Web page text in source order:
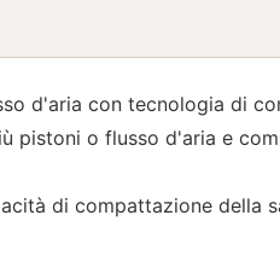
d'aria con tecnologia di
pistoni o flusso d'aria e
di compattazione